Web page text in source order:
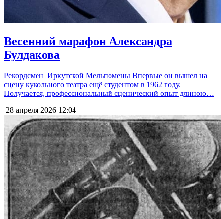
Весенний марафон Александра
Булдакова
Рекордсмен Иркутской Мельпомены Впервые он вышел на
сцену кукольного театра ещё студентом в 1962 году.
Получается, профессиональный сценический опыт длиною…
28 апреля 2026 12:04